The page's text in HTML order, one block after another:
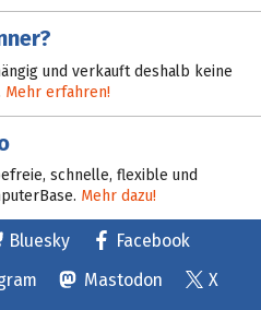
und verkauft deshalb keine
Mehr erfahren!
schnelle, flexible und
Mehr dazu!
Bluesky
Facebook
Mastodon
X